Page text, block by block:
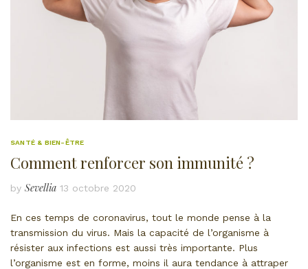
SANTÉ & BIEN-ÊTRE
Comment renforcer son immunité ?
by Sevellia 13 octobre 2020
En ces temps de coronavirus, tout le monde pense à la
transmission du virus. Mais la capacité de l’organisme à
résister aux infections est aussi très importante. Plus
l’organisme est en forme, moins il aura tendance à attraper